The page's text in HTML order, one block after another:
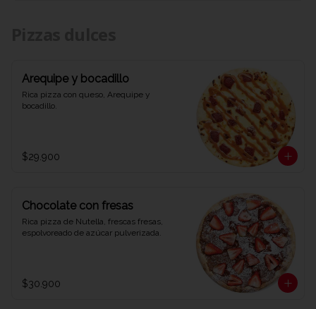
Arequipe y bocadillo
Rica pizza con queso, Arequipe y
bocadillo.
$29.900
Chocolate con fresas
Rica pizza de Nutella, frescas fresas,
espolvoreado de azúcar pulverizada.
$30.900